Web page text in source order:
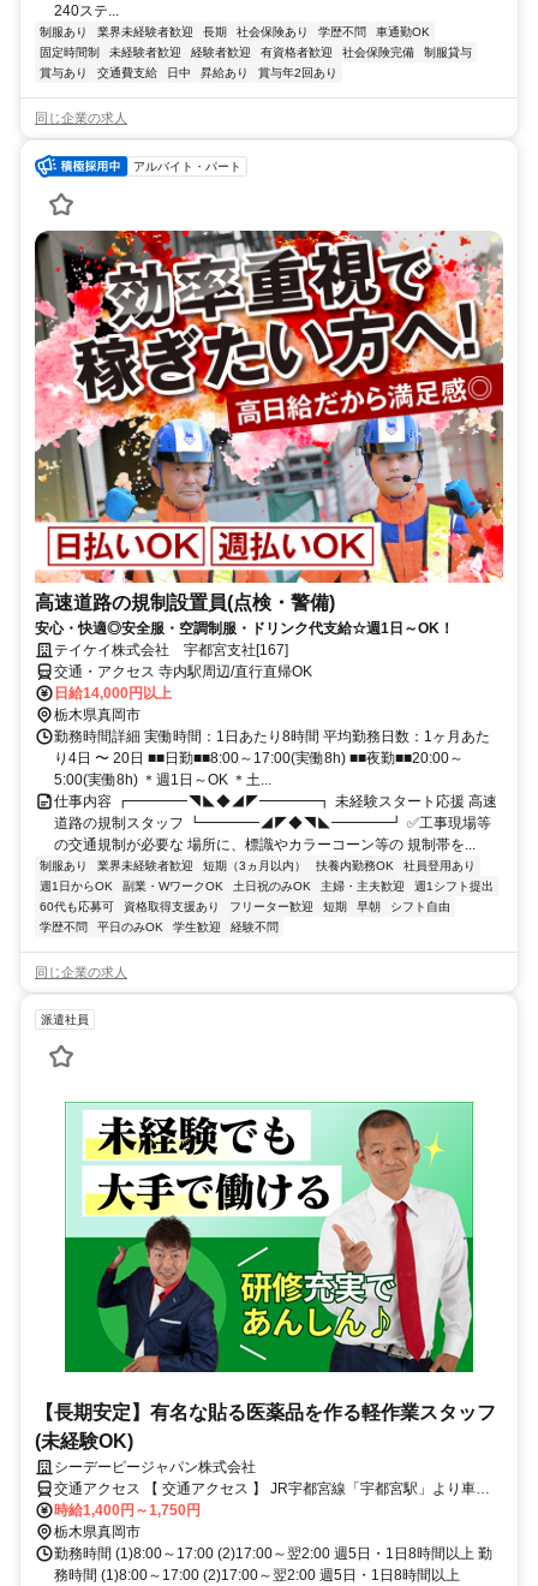
240ステ...
制服あり 業界未経験者歓迎 長期 社会保険あり 学歴不問
車通勤OK
固定時間制
未経験者歓迎 経験者歓迎 有資格者歓迎 社会保険完備
制服貸与
賞与あり
交通費支給 日中 昇給あり 賞与年2回あり
同じ企業の求人
アルバイト・パート
高速道路の規制設置員(点検・警備)
安心・快適◎安全服・空調制服・ドリンク代支給☆週1日～OK！
テイケイ株式会社 宇都宮支社[167]
交通・アクセス 寺内駅周辺/直行直帰OK
日給14,000円以上
栃木県真岡市
勤務時間詳細 実働時間：1日あたり8時間 平均勤務日数：1ヶ月あた
り4日 〜 20日 ■■日勤■■8:00～17:00(実働8h) ■■夜勤■■20:00～
5:00(実働8h) ＊週1日～OK ＊土...
仕事内容 ┏━━━━◥◣◆◢◤━━━━┓ 未経験スタート応援 高速
道路の規制スタッフ ┗━━━━◢◤◆◥◣━━━━┛ ✅工事現場等
の交通規制が必要な 場所に、標識やカラーコーン等の 規制帯を...
制服あり 業界未経験者歓迎 短期（3ヵ月以内） 扶養内勤務OK
社員登用あり
週1日からOK
副業・WワークOK 土日祝のみOK 主婦・主夫歓迎
週1シフト提出
60代も応募可
資格取得支援あり フリーター歓迎 短期 早朝
シフト自由
学歴不問
平日のみOK 学生歓迎 経験不問
同じ企業の求人
派遣社員
【長期安定】有名な貼る医薬品を作る軽作業スタッフ
(未経験OK)
シーデーピージャパン株式会社
交通アクセス 【 交通アクセス 】 JR宇都宮線「宇都宮駅」より車で
20分 ※無料駐車場完備・マイカー通勤OK 就業先住所：栃木県宇都宮
市清原工業団地23-8 小山市／野木町／下野市／結城市／栃木市／佐
野市／足利市／宇都宮 宇都宮駅／岡本駅／宝積寺駅／氏家駅／雀宮
駅／石橋駅 鹿沼駅／新鹿沼駅／小山駅／自治医大駅／石橋駅／栃木
時給1,400円～1,750円
栃木県真岡市
勤務時間 (1)8:00～17:00 (2)17:00～翌2:00 週5日・1日8時間以上 勤
務時間 (1)8:00～17:00 (2)17:00～翌2:00 週5日・1日8時間以上